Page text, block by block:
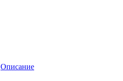
Описание